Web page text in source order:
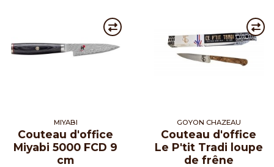
MIYABI
Couteau d'office
Miyabi 5000 FCD 9
cm
GOYON CHAZEAU
Couteau d'office
Le P'tit Tradi loupe
de frêne